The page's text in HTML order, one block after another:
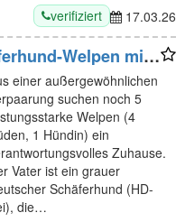
verifiziert 17.03.26
Welpen mit
einer außergewöhnlichen
suchen noch 5
Welpen (4
1 Hündin) ein
Zuhause.
Vater ist ein grauer
Schäferhund (HD-
die…